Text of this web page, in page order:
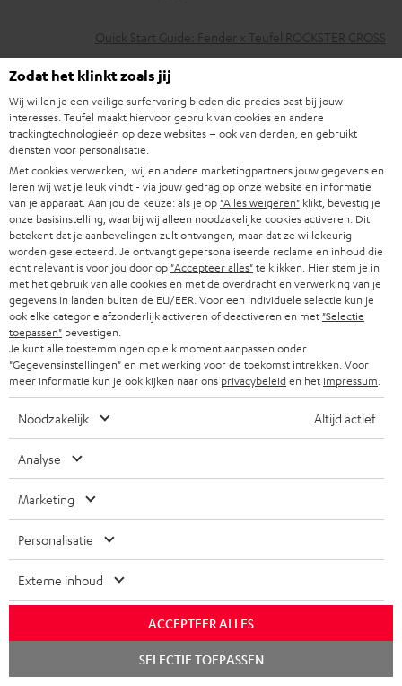
D
o
w
n
l
o
a
d
d
o
c
u
m
e
n
t
n
Quick Start Guide: Fender x Teufel ROCKSTER CROSS
Handleiding: Fender x Teufel ROCKSTER CROSS
Safety Booklet: Fender x Teufel ROCKSTER CROSS
Conformiteitsverklaring: Fender x Teufel ROCKSTER
CROSS
G
a
r
a
n
t
i
e
n
f
o
r
m
t
i
Wettelijke garantie
A
u
d
g
o
s
s
r
y
Audiolexicon: technische begrippen snel uitgelegd
n
a
c
t
n
f
Ma–vr 09:00–17:00 uur.
Weekend & Duitse feestdagen gesloten
Teufel support
Hier vind je
Storefinder
Beleef onze producten live en van dichtbij. Kom
langs in een van onze stores.
Overzicht
Zodat het klinkt zoals jij
Wij willen je een veilige surfervaring bieden die precies past bij jouw
interesses. Teufel maakt hiervoor gebruik van cookies en andere
trackingtechnologieën op deze websites – ook van derden, en gebruikt
diensten voor personalisatie.
Met cookies verwerken, wij en andere marketingpartners jouw gegevens en
leren wij wat je leuk vindt - via jouw gedrag op onze website en informatie
van je apparaat. Aan jou de keuze: als je op "Alles weigeren" klikt, bevestig je
onze basisinstelling, waarbij wij alleen noodzakelijke cookies activeren. Dit
betekent dat je aanbevelingen zult ontvangen, maar dat ze willekeurig
worden geselecteerd. Je ontvangt gepersonaliseerde reclame en inhoud die
echt relevant is voor jou door op "Accepteer alles"te klikken. Hier stem je in
met het gebruik van alle cookies en met de overdracht en verwerking van je
gegevens in landen buiten de EU/EER. Voor een individuele selectie kun je
ook elke categorie afzonderlijk activeren of deactiveren en met "Selectie
toepassen" bevestigen.
Je kunt alle toestemmingen op elk moment aanpassen onder
"Gegevensinstellingen" en met werking voor de toekomst intrekken. Voor
meer informatie kun je ook kijken naar ons privacybeleiden het impressum
Noodzakelijk Altijd actief
Analyse
Marketing
Personalisatie
Externe inhoud
ACCEPTEER ALLES
SELECTIE TOEPASSEN